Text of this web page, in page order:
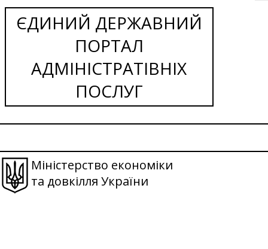
ЄДИНИЙ ДЕРЖАВНИЙ
ПОРТАЛ
АДМІНІСТРАТІВНІХ
ПОСЛУГ
Міністерство економіки
та довкілля України